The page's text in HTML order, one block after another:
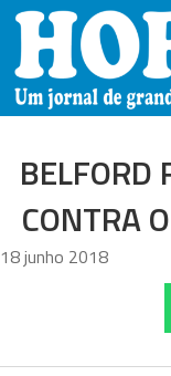
BELFORD
CONTRA
18 junho 2018